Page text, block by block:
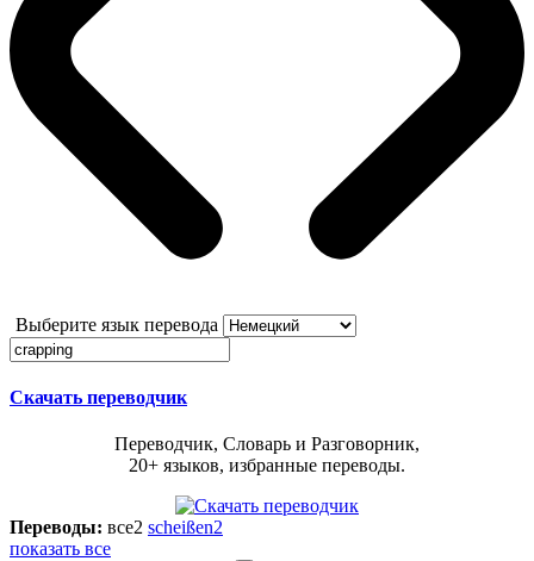
Выберите язык перевода
Скачать переводчик
Переводчик, Словарь и Разговорник,
20+ языков, избранные переводы.
Переводы: все2 scheißen2
показать все